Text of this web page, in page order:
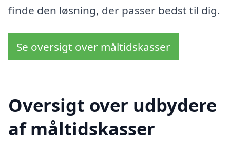
finde den løsning, der passer bedst til dig.
Se oversigt over måltidskasser
Oversigt over udbydere
af måltidskasser